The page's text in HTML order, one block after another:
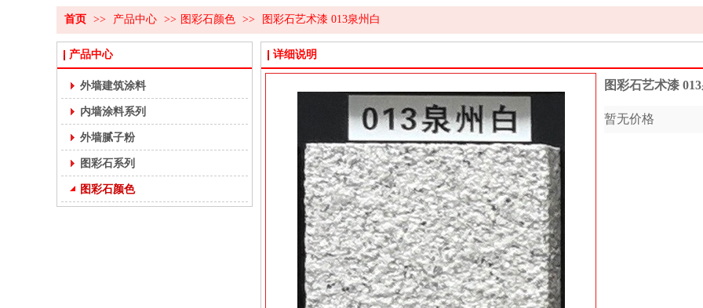
首页 >> 产品中心 >> 图彩石颜色 >> 图彩石艺术漆 013泉州白
产品中心
外墙建筑涂料
内墙涂料系列
外墙腻子粉
图彩石系列
图彩石颜色
详细说明
图彩石艺术漆
暂无价格